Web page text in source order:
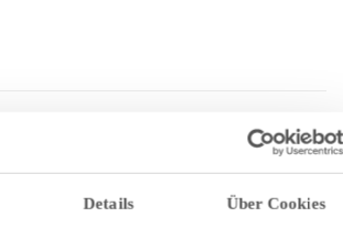
Details Über Cookies
INFORMATION